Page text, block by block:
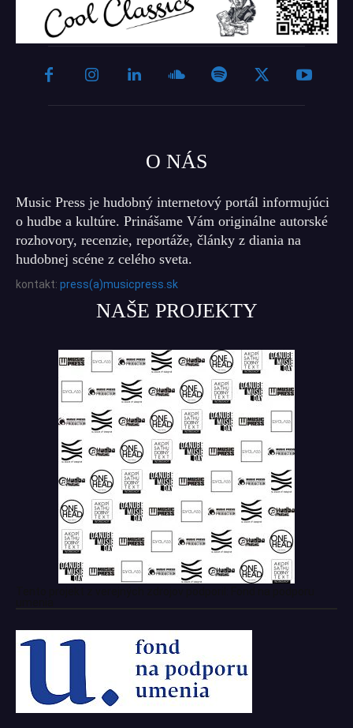
O NÁS
Music Press je hudobný internetový portál informujúci
o hudbe a kultúre. Prinášame Vám originálne autorské
rozhovory, recenzie, reportáže, články z diania na
hudobnej scéne z celého sveta.
kontakt: press(a)musicpress.sk
NAŠE PROJEKTY